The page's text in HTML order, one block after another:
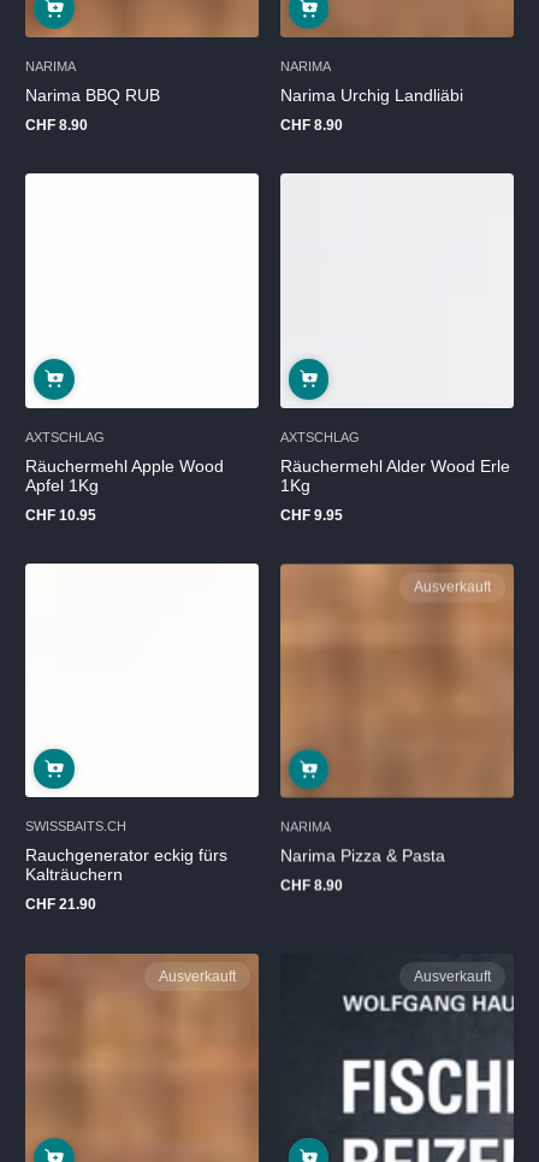
NARIMA
Narima BBQ RUB
Regulärer
CHF 8.90
NARIMA
Narima Urchig Landliäbi
Regulärer
CHF 8.90
AXTSCHLAG
Räuchermehl Apple Wood
Apfel 1Kg
Regulärer
CHF 10.95
AXTSCHLAG
Räuchermehl Alder Wood Erle
1Kg
Regulärer
CHF 9.95
SWISSBAITS.CH
Rauchgenerator eckig fürs
Kalträuchern
Regulärer
CHF 21.90
Ausverkauft
NARIMA
Narima Pizza & Pasta
Regulärer
CHF 8.90
Ausverkauft Ausverkauft